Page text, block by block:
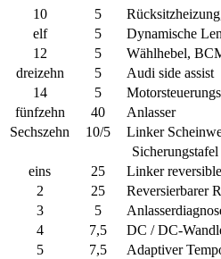
10
5
elf
5
Dynamische
12
5
Wählhebel,
dreizehn
5
Audi side assist
14
5
fünfzehn
40
Anlasser
Sechszehn
10/5
Linker
eins
25
Linker
2
25
Reversierbarer
3
5
4
7,5
DC / DC-
5
7,5
Adaptiver